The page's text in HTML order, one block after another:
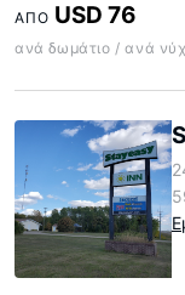
ΑΠΌ USD 76
ανά δωμάτιο / ανά